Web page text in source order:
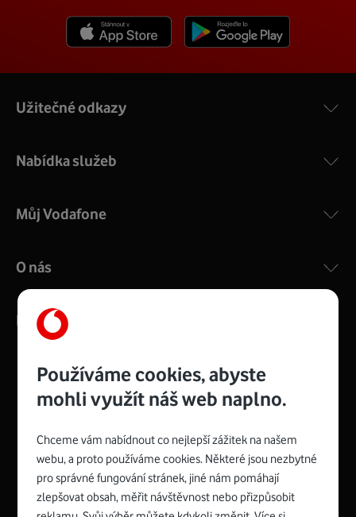
Spojte se s Vodafonem
Užitečné odkazy
Nabídka služeb
Můj Vodafone
O nás
Kontakty
Management
consultancy
Recruitment
logo
Top
roku
Platinové
EcoVadis
Buy
Award
má
zelenou
Používáme cookies, abyste
mohli využít náš web naplno.
Chceme vám nabídnout co nejlepší zážitek na našem
webu, a proto používáme cookies. Některé jsou nezbytné
pro správné fungování stránek, jiné nám pomáhají
zlepšovat obsah, měřit návštěvnost nebo přizpůsobit